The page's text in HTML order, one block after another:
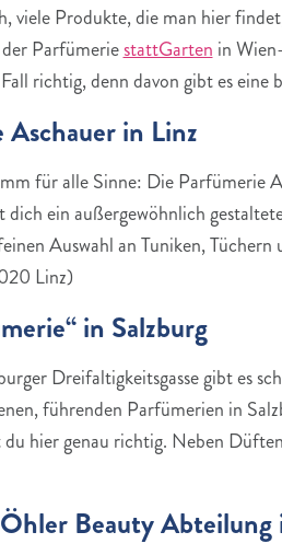
viele Produkte, die man hier
ParfümeriestattGarten in
richtig, denn davon gibt es eine
in Linz
für alle Sinne: Die Parfümerie
dich ein außergewöhnlich
Auswahl an Tuniken,
Linz)
in Salzburg
Dreifaltigkeitsgasse gibt es
führenden Parfümerien in
hier genau richtig. Neben
Beauty Abteilung